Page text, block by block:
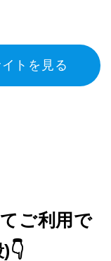
トを見る
ご利用で
👇